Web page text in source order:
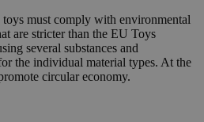
must comply with environmental
are stricter than the EU Toys
several substances and
the individual material types. At the
circular economy.